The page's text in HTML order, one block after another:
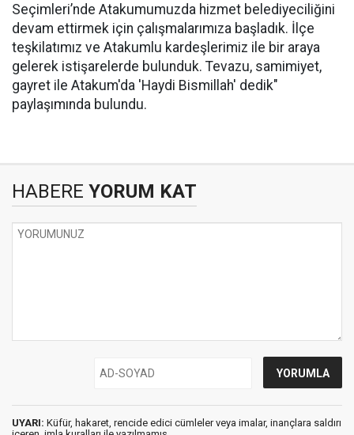
Seçimleri’nde Atakumumuzda hizmet belediyeciliğini
devam ettirmek için çalışmalarımıza başladık. İlçe
teşkilatımız ve Atakumlu kardeşlerimiz ile bir araya
gelerek istişarelerde bulunduk. Tevazu, samimiyet,
gayret ile Atakum'da 'Haydi Bismillah' dedik"
paylaşımında bulundu.
HABERE YORUM KAT
UYARI: Küfür, hakaret, rencide edici cümleler veya imalar, inançlara saldırı